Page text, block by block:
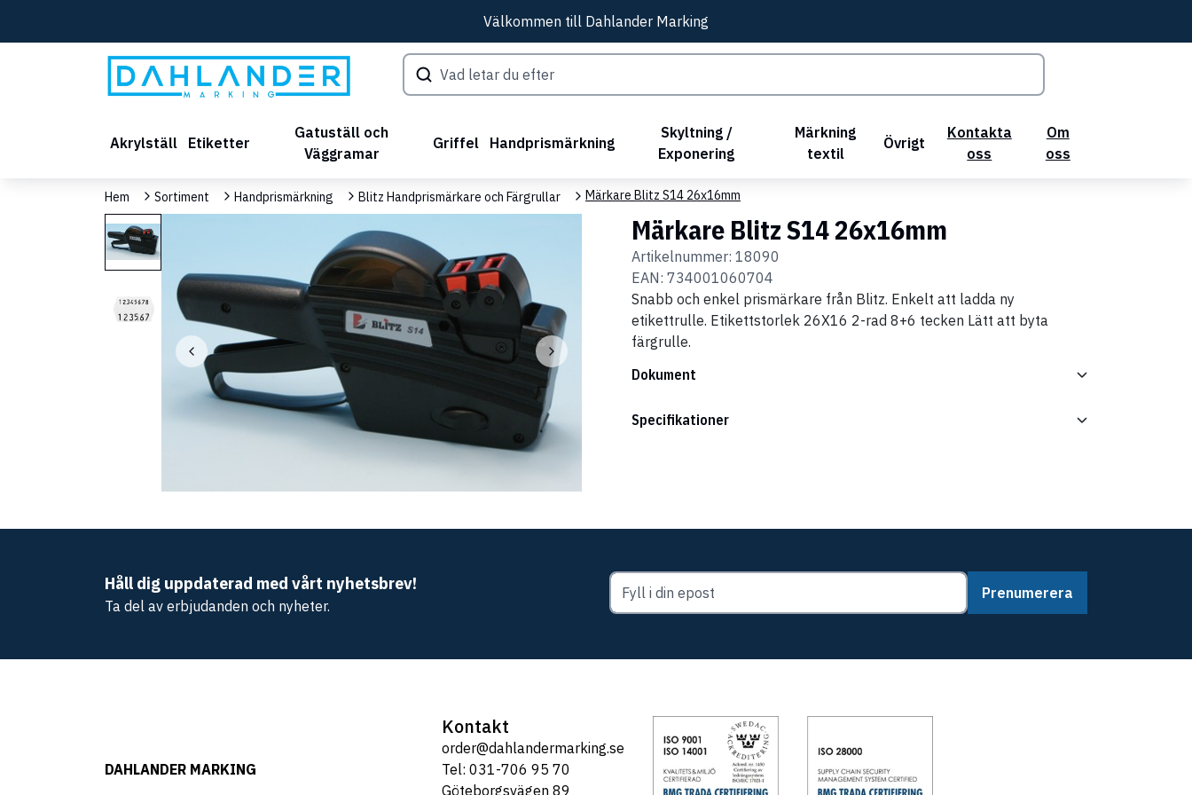
Välkommen till Dahlander Marking
Akrylställ Etiketter
Gatuställ och
Väggramar
Griffel Handprismärkning
Skyltning /
Exponering
Märkning
textil
Övrigt
Kontakta
oss
Om
oss
Hem Sortiment Handprismärkning Blitz Handprismärkare och Färgrullar Märkare Blitz S14 26x16mm
Märkare Blitz S14 26x16mm
Artikelnummer: 18090
EAN: 734001060704
Snabb och enkel prismärkare från Blitz. Enkelt att ladda ny
etikettrulle. Etikettstorlek 26X16 2-rad 8+6 tecken Lätt att byta
färgrulle.
Dokument
Specifikationer
Håll dig uppdaterad med vårt nyhetsbrev!
Ta del av erbjudanden och nyheter.
Prenumerera
DAHLANDER MARKING
Kontakt
order@dahlandermarking.se
Tel: 031-706 95 70
Göteborgsvägen 89